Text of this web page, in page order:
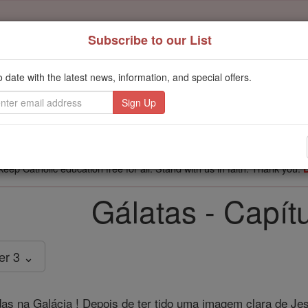
scroll past this
readers, Catholic Online wasde-platformed by Shopify
. Our
Catholic education free for all. Stand with us in faith. Thank you.
Gálatas -
3 ⌄
na Galácia ! Depois de ter tido uma imagem clara de
Subscribe to our List
date with the latest news, information, and special offers.